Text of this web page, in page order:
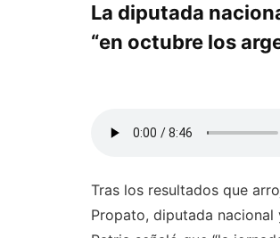
La diputada
“en octubre los
Tras los resultados que
Propato, diputada